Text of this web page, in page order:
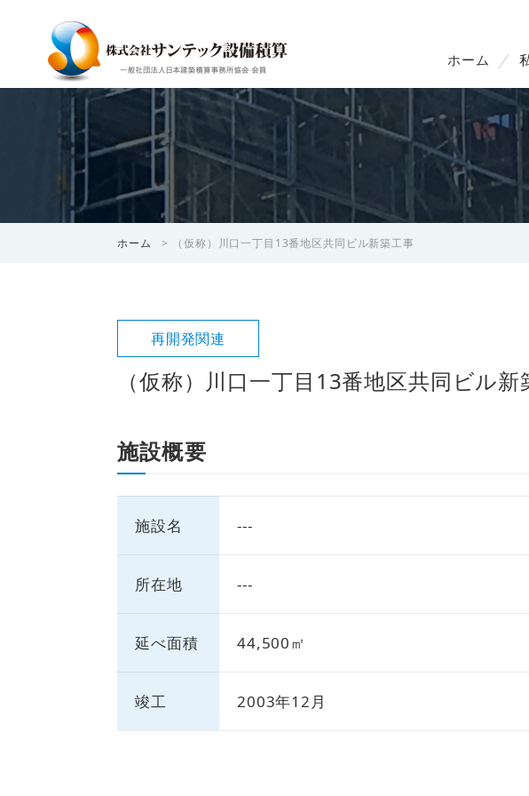
ホーム
ホーム > （仮称）川口一丁目13番地区共同ビル新築工事
再開発関連
（仮称）川口一丁目13番地区共同ビル新
施設概要
施設名 ---
所在地 ---
延べ面積 44,500㎡
竣工 2003年12月